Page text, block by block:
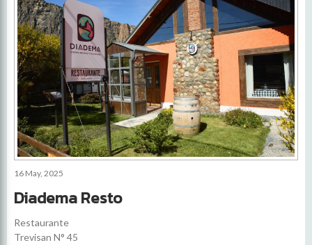
16 May, 2025
Diadema Resto
Restaurante
Trevisan N° 45